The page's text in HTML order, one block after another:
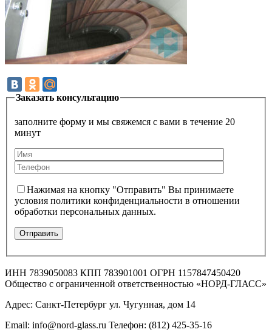
Заказать консультацию
заполните форму и мы свяжемся с вами в течение 20
минут
Нажимая на кнопку "Отправить" Вы принимаете
условия политики конфиденциальности в отношении
обработки персональных данных.
ИНН 7839050083 КПП 783901001 ОГРН 1157847450420
Общество с ограниченной ответственностью «НОРД-ГЛАСС»
Адрес: Санкт-Петербург ул. Чугунная, дом 14
Email: info@nord-glass.ru Телефон: (812) 425-35-16